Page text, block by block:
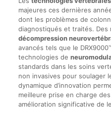
majeures ces dernières
dont les problèmes de
diagnostiqués et traités. Des
décompression
avancés tels que le
technologies de
standards dans les soins
non invasives pour soulager
dynamique d’innovation
meilleure prise en charge
amélioration significative de